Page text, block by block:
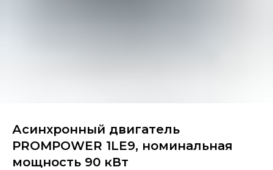
Асинхронный двигатель
PROMPOWER 1LE9, номинальная
мощность 90 кВт